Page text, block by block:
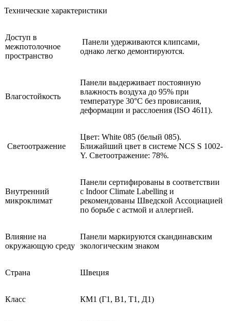
Технические характеристики
Доступ в
межпотолочное
пространство
Панели удерживаются клипсами,
однако легко демонтируются.
Влагостойкость
Панели выдерживает постоянную
влажность воздуха до 95% при
температуре 30°C без провисания,
деформации и расслоения (ISO 4611).
Светоотражение
Цвет: White 085 (белый 085).
Ближайший цвет в системе NCS S 1002-
Y. Светоотражение: 78%.
Внутренний
микроклимат
Панели сертифированы в соответствии
с Indoor Climate Labelling и
рекомендованы Шведской Ассоциацией
по борьбе с астмой и аллергией.
Влияние на
окружающую среду
Панели маркируются скандинавским
экологическим знаком
Страна Швеция
Класс КМ1 (Г1, В1, Т1, Д1)